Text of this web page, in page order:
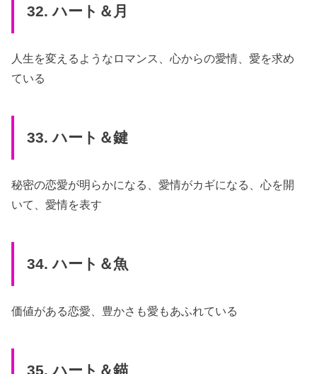
32. ハート＆月
人生を変えるようなロマンス、心からの愛情、愛を求め
ている
33. ハート＆鍵
秘密の恋愛が明らかになる、愛情がカギになる、心を開
いて、愛情を表す
34. ハート＆魚
価値がある恋愛、豊かさも愛もあふれている
35. ハート＆錨